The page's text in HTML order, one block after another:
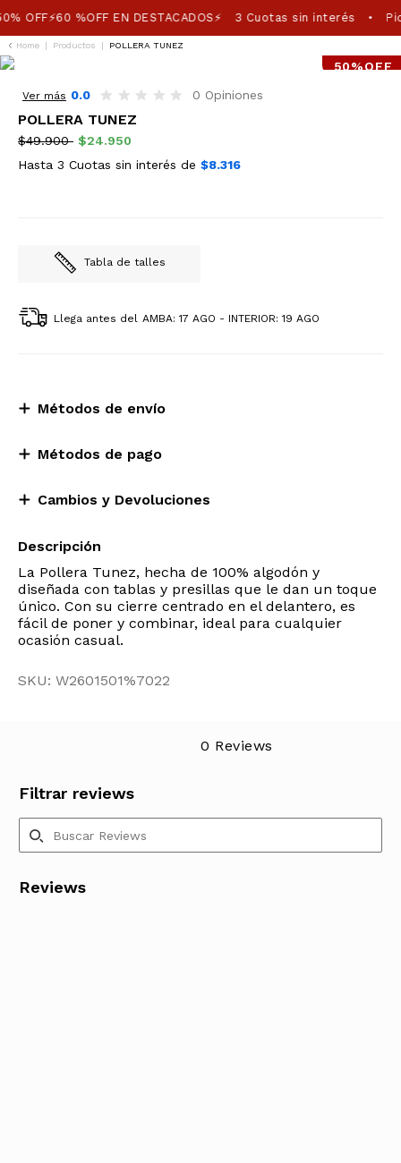
OFF⚡60 %OFF EN DESTACADOS⚡ 3 Cuotas sin interés •
Home | Productos | POLLERA TUNEZ
50%OFF
Ver más 0.0 0 Opiniones
POLLERA TUNEZ
$49.900 $24.950
Hasta 3 Cuotas sin interés de $8.316
Tabla de talles
Llega antes del AMBA: 17 AGO - INTERIOR: 19 AGO
Métodos de envío
Métodos de pago
Cambios y Devoluciones
Descripción
La Pollera Tunez, hecha de 100% algodón y
diseñada con tablas y presillas que le dan un toque
único. Con su cierre centrado en el delantero, es
fácil de poner y combinar, ideal para cualquier
ocasión casual.
SKU: W2601501%7022
Filtrar reviews
0 Reviews
Reviews